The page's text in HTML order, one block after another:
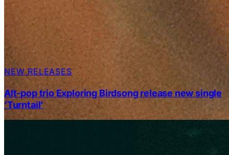
NEW RELEASES
Alt-pop trio Exploring Birdsong release new single
‘Turntail’